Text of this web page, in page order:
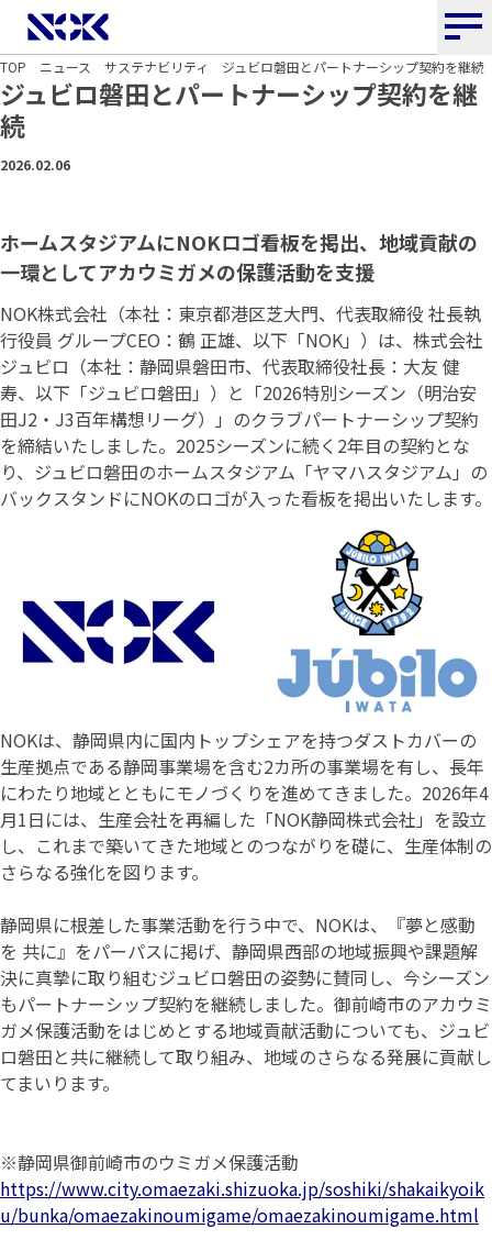
NOK株式会社
TOP ニュース サステナビリティ ジュビロ磐田とパートナーシップ契約を継続
ジュビロ磐田とパートナーシップ契約を継
続
2026.02.06
ホームスタジアムにNOKロゴ看板を掲出、地域貢献の
一環としてアカウミガメの保護活動を支援
NOK株式会社（本社：東京都港区芝大門、代表取締役 社長執
行役員 グループCEO：鶴 正雄、以下「NOK」）は、株式会社
ジュビロ（本社：静岡県磐田市、代表取締役社長：大友 健
寿、以下「ジュビロ磐田」）と「2026特別シーズン（明治安
田J2・J3百年構想リーグ）」のクラブパートナーシップ契約
を締結いたしました。2025シーズンに続く2年目の契約とな
り、ジュビロ磐田のホームスタジアム「ヤマハスタジアム」の
バックスタンドにNOKのロゴが入った看板を掲出いたします。
NOKは、静岡県内に国内トップシェアを持つダストカバーの
生産拠点である静岡事業場を含む2カ所の事業場を有し、長年
にわたり地域とともにモノづくりを進めてきました。2026年4
月1日には、生産会社を再編した「NOK静岡株式会社」を設立
し、これまで築いてきた地域とのつながりを礎に、生産体制の
さらなる強化を図ります。
静岡県に根差した事業活動を行う中で、NOKは、『夢と感動
を 共に』をパーパスに掲げ、静岡県西部の地域振興や課題解
決に真摯に取り組むジュビロ磐田の姿勢に賛同し、今シーズン
もパートナーシップ契約を継続しました。御前崎市のアカウミ
ガメ保護活動をはじめとする地域貢献活動についても、ジュビ
ロ磐田と共に継続して取り組み、地域のさらなる発展に貢献し
てまいります。
※静岡県御前崎市のウミガメ保護活動
https://www.city.omaezaki.shizuoka.jp/soshiki/shakaikyoik
u/bunka/omaezakinoumigame/omaezakinoumigame.html